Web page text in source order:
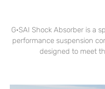
G·SAI Shock Absorber is a
performance suspension
designed to meet